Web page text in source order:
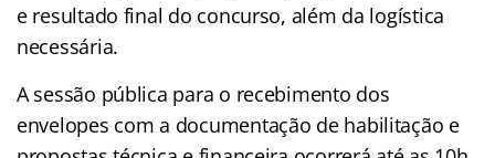
e resultado final do concurso, além da logística
necessária.
A sessão pública para o recebimento dos
envelopes com a documentação de habilitação e